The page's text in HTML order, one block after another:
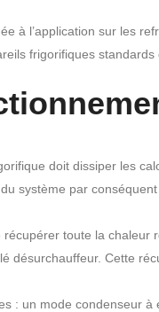
à l’application sur les
frigorifiques standards
doit dissiper les
système par
toute la chaleur
désurchauffeur. Cette
: un mode condenseur à